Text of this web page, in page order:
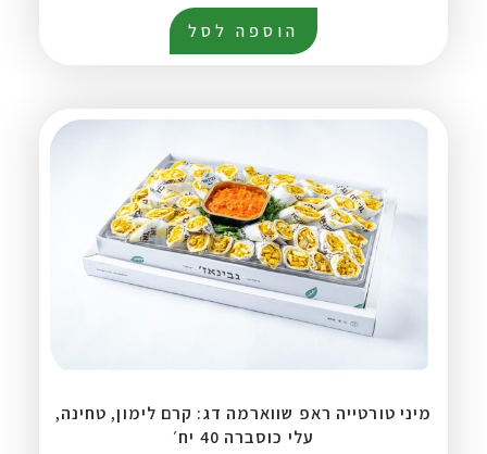
הוספה לסל
מיני טורטייה ראפ שווארמה דג: קרם לימון, טחינה,
עלי כוסברה 40 יח׳